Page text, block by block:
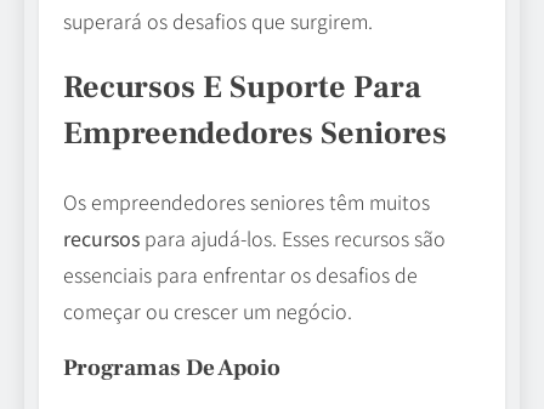
superará os desafios que surgirem.
Recursos E Suporte Para
Empreendedores Seniores
Os empreendedores seniores têm muitos
recursos para ajudá-los. Esses recursos são
essenciais para enfrentar os desafios de
começar ou crescer um negócio.
Programas De Apoio